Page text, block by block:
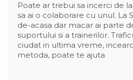
Poate ar trebui sa incerci de
sa ai o colaborare cu unul. La
de-acasa dar macar ai parte
suportului si a trainerilor.
ciudat in ultima vreme,
metoda, poate te ajuta